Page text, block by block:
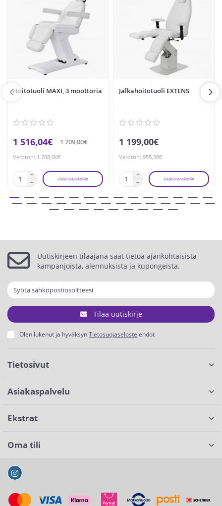
Hoitotuoli MAXI, 3 moottoria
1 516,04€ 1 709,00€
Veroton: 1 208,00€
Lisää ostoskoriin
Jalkahoitotuoli EXTENS
1 199,00€
Veroton: 955,38€
Lisää ostoskoriin
Uutiskirjeen tilaajana saat tietoa ajankohtaisista
kampanjoista, alennuksista ja kupongeista.
Tilaa uutiskirje
Olen lukenut ja hyväksynTietosuojaseloste ehdot
Tietosivut
Asiakaspalvelu
Ekstrat
Oma tili